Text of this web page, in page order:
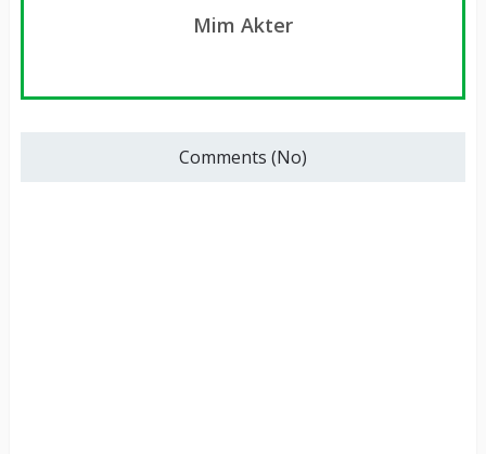
Mim Akter
Comments (No)